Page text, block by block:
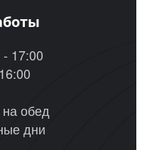
- 17:00
обед
дни